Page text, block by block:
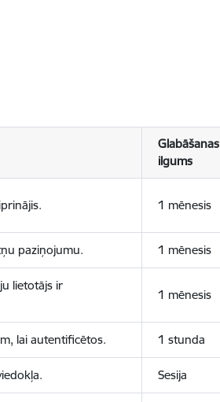
Glabāšanas
ilgums
1 mēnesis
paziņojumu. 1 mēnesis
lietotājs ir
1 mēnesis
lai autentificētos. 1 stunda
Sesija